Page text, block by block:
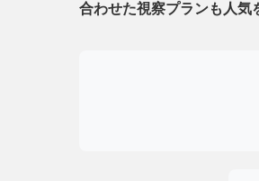
合わせた視察プランも人気